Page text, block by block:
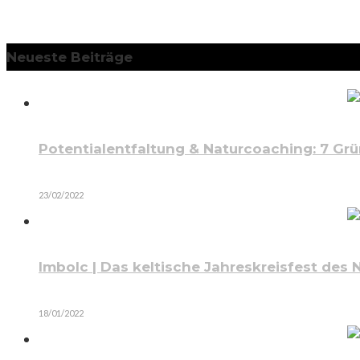
Neueste Beiträge
Potentialentfaltung & Naturcoaching: 7
23/02/2022
Imbolc | Das keltische Jahreskreisfest des
18/01/2022